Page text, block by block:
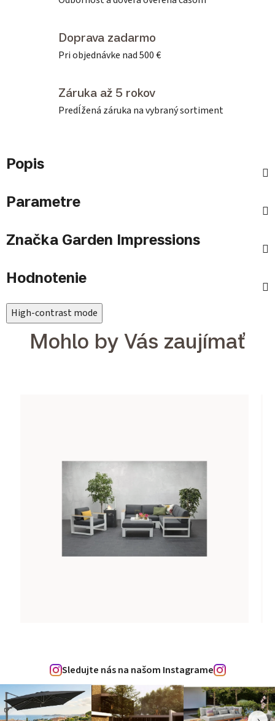
Doprava zadarmo
Pri objednávke nad 500 €
Záruka až 5 rokov
Predĺžená záruka na vybraný sortiment
Popis
Parametre
Značka Garden Impressions
Hodnotenie
High-contrast mode
Mohlo by Vás zaujímať
Sledujte nás na našom Instagrame